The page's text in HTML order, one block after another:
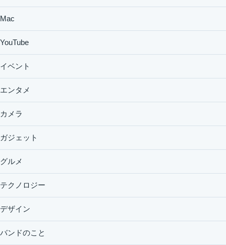
Mac
YouTube
イベント
エンタメ
カメラ
ガジェット
グルメ
テクノロジー
デザイン
バンドのこと